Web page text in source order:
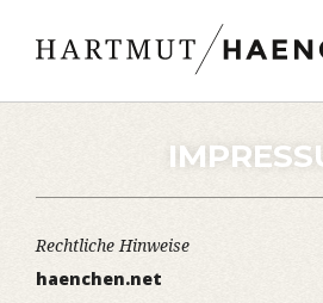
Rechtliche Hinweise
haenchen.net